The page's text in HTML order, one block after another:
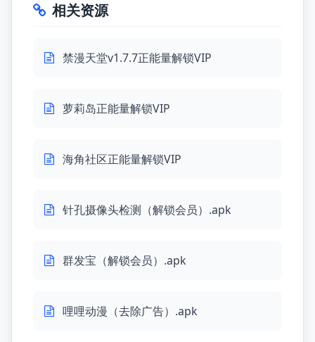
相关资源
禁漫天堂v1.7.7正能量解锁VIP
萝莉岛正能量解锁VIP
海角社区正能量解锁VIP
针孔摄像头检测（解锁会员）.apk
群发宝（解锁会员）.apk
哩哩动漫（去除广告）.apk